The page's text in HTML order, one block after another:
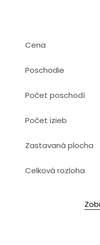
Cena
Poschodie
Počet poschodí
Počet izieb
Zastavaná plocha
Celková rozloha